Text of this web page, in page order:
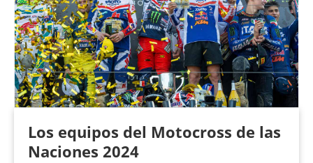
Los equipos del Motocross de las
Naciones 2024